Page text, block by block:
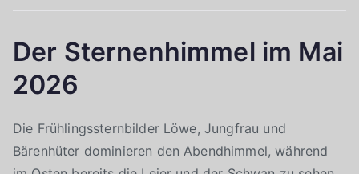
Der Sternenhimmel im Mai
2026
Die Frühlingssternbilder Löwe, Jungfrau und
Bärenhüter dominieren den Abendhimmel, während